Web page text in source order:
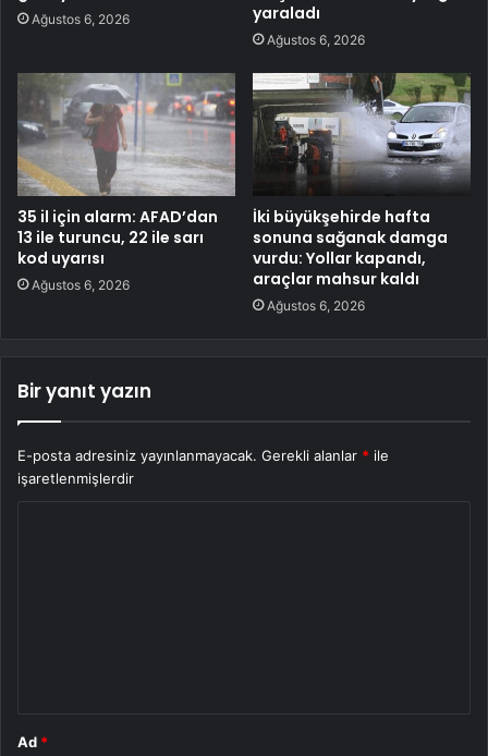
Ağustos 6, 2026
yaraladı
Ağustos 6, 2026
35 il için alarm: AFAD’dan
13 ile turuncu, 22 ile sarı
kod uyarısı
Ağustos 6, 2026
İki büyükşehirde hafta
sonuna sağanak damga
vurdu: Yollar kapandı,
araçlar mahsur kaldı
Ağustos 6, 2026
Bir yanıt yazın
E-posta adresiniz yayınlanmayacak. Gerekli alanlar * ile
işaretlenmişlerdir
Ad *